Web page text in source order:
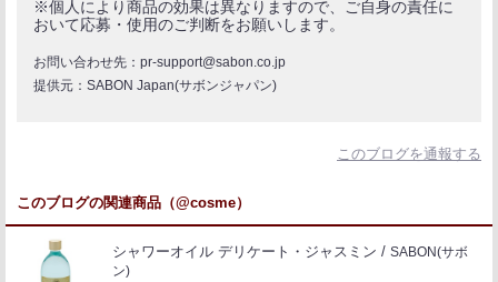
※個人により商品の効果は異なりますので、ご自身の責任に
おいて応募・使用のご判断をお願いします。
お問い合わせ先：pr-support@sabon.co.jp
提供元：SABON Japan(サボンジャパン)
このブログを通報する
このブログの関連商品（@cosme）
シャワーオイル デリケート・ジャスミン
SABON(サボ
ン)